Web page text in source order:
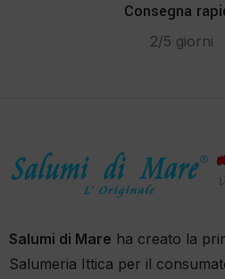
Consegna
2/5 giorni
Salumi di Mare ha creato la
Salumeria Ittica per il